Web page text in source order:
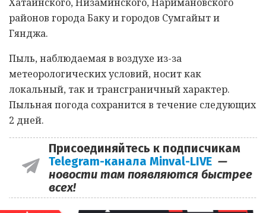
районов города Баку и городов Сумгайыт и
Гянджа.
Пыль, наблюдаемая в воздухе из-за
метеорологических условий, носит как
локальный, так и трансграничный характер.
Пыльная погода сохранится в течение следующих
2 дней.
Присоединяйтесь к подписчикам
Telegram-канала Minval-LIVE —
новости там появляются быстрее
всех!